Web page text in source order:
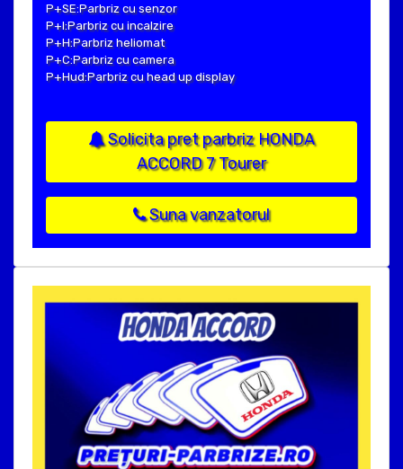
P+SE:Parbriz cu senzor
P+I:Parbriz cu incalzire
P+H:Parbriz heliomat
P+C:Parbriz cu camera
P+Hud:Parbriz cu head up display
Solicita pret parbriz HONDA
ACCORD 7 Tourer
Suna vanzatorul